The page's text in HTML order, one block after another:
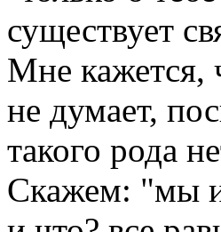
существует
Мне кажется,
не думает,
такого рода
Скажем: "мы и